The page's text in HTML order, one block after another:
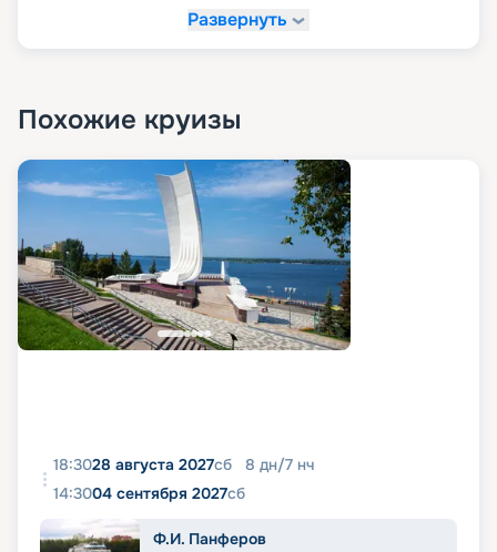
Развернуть
Похожие круизы
18:3028 августа 2027сб 8 дн/7 нч
14:3004 сентября 2027сб
Ф.И. Панферов